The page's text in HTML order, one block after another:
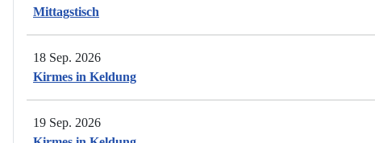
Mittagstisch
18 Sep. 2026
Kirmes in Keldung
19 Sep. 2026